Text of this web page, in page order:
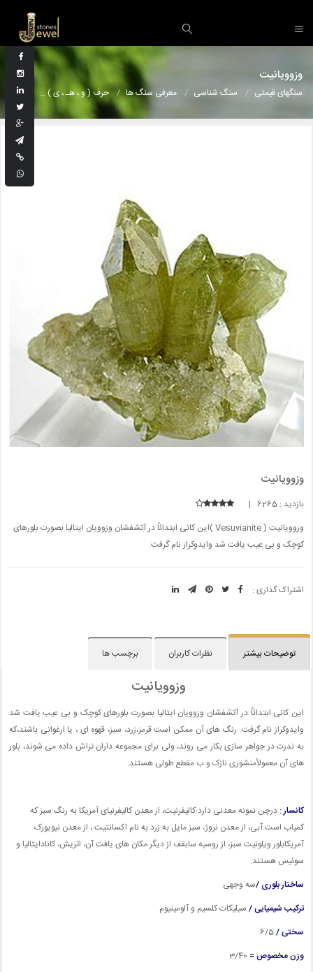
وزوویانیت
سنگهای قیمتی سنگ شناسی معرفی سنگ ها حرف ( و ، هـ ، ی )
وزوویانیت
بازدید : 6265 |
وزوویانیت ( Vesuvianite )این کانی ابتدائاً در آتشفشان وزوویان ایتالیا بصورت بلورهای
کوچک و بی عیب یافت شد وایدوکراز نام گرفت.
اشتراک گذاری :
توضیحات بیشتر نظرات کاربران برچسب ها
وزوویانیت
این کانی ابتدائاً در آتشفشان وزوویان ایتالیا بصورت بلورهای کوچک و بی عیب یافت شد
وایدوکراز نام گرفت. رنگ های آن ممکن است قرمز،زرد، سبز، قهوه ای ، یا ارغوانی باشند،که
به ندرت در جواهر سازی بکار می روند، ولی برای مجموعه داران تراش داده می شوند، بلور
های آن معمولاًمنشوری نازک و ب مقطع طولی هستند.
کانسار : درچن نمونه معدنی دارد:کالیفرنیت، از معدن کالیفرنیای آمریکا به رنگ سبز که
کمیاب است.آبی، از معدن نروژ، سبز مایل به زرد به نام اکسانتیت ، از معدن نیویورک
آمریکابلور ویلونیت سبز، از روسیه سابقف از دیگر مکان های یافت آن، اتریش، کانادایتالیا و
سوئیس هستند.
ساختار بلوری /سه وجهی
ترکیب شیمیایی / سیلیکات کلسیم و آلومینیوم
سختی /6/5
وزن مخصوص = /40